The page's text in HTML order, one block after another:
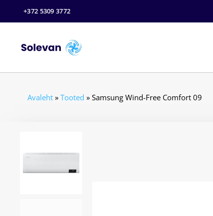
+372 5309 3772
Avaleht » Tooted » Samsung Wind-Free Comfort 09